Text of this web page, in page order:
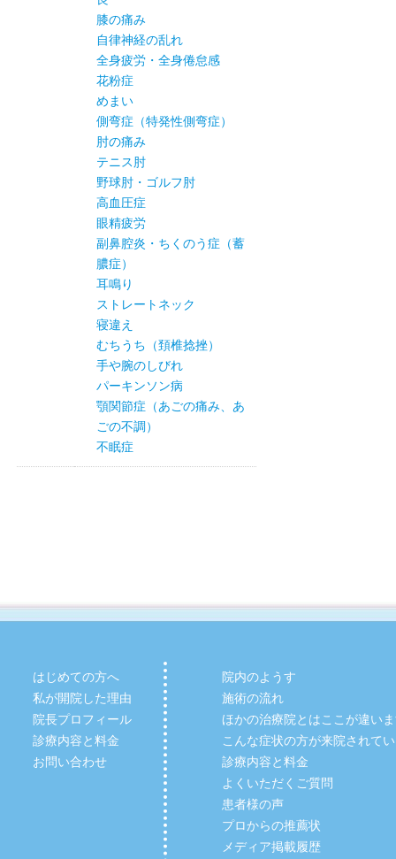
膝の痛み
自律神経の乱れ
全身疲労・全身倦怠感
花粉症
めまい
側弯症（特発性側弯症）
肘の痛み
テニス肘
野球肘・ゴルフ肘
高血圧症
眼精疲労
副鼻腔炎・ちくのう症（蓄
膿症）
耳鳴り
ストレートネック
寝違え
むちうち（頚椎捻挫）
手や腕のしびれ
パーキンソン病
顎関節症（あごの痛み、あ
ごの不調）
不眠症
はじめての方へ
私が開院した理由
院長プロフィール
診療内容と料金
お問い合わせ
院内のようす
施術の流れ
ほかの治療院とはここが違い
こんな症状の方が来院されて
診療内容と料金
よくいただくご質問
患者様の声
プロからの推薦状
メディア掲載履歴